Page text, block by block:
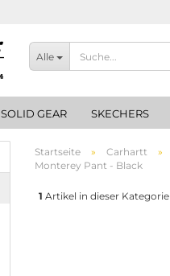
Alle
SOLID GEAR SKECHERS
Startseite » Carhartt »
Monterey Pant - Black
1 Artikel in dieser Kategorie